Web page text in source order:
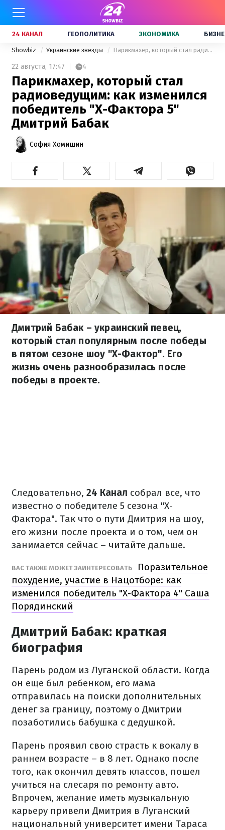
24 КАНАЛ ГЕОПОЛИТИКА ЭКОНОМИКА
Showbiz Украинские звезды Парикмахер, который стал радиоведущим: как изменился победитель "Х-Фактора 5" Дмитрий Бабак
22 августа, 17:47 4
Парикмахер, который стал
радиоведущим: как изменился
победитель "Х-Фактора 5"
Дмитрий Бабак
София Хомишин
Дмитрий Бабак – украинский певец,
который стал популярным после победы
в пятом сезоне шоу "Х-Фактор". Его
жизнь очень разнообразилась после
победы в проекте.
Следовательно, 24 Канал собрал все, что
известно о победителе 5 сезона "Х-
Фактора". Так что о пути Дмитрия на шоу,
его жизни после проекта и о том, чем он
занимается сейчас – читайте дальше.
ВАС ТАКЖЕ МОЖЕТ ЗАИНТЕРЕСОВАТЬ
Поразительное
похудение, участие в Нацотборе: как
изменился победитель "Х-Фактора 4" Саша
Порядинский
Дмитрий Бабак: краткая
биография
Парень родом из Луганской области. Когда
он еще был ребенком, его мама
отправилась на поиски дополнительных
денег за границу, поэтому о Дмитрии
позаботились бабушка с дедушкой.
Парень проявил свою страсть к вокалу в
раннем возрасте – в 8 лет. Однако после
того, как окончил девять классов, пошел
учиться на слесаря по ремонту авто.
Впрочем, желание иметь музыкальную
карьеру привели Дмитрия в Луганский
национальный университет имени Тараса